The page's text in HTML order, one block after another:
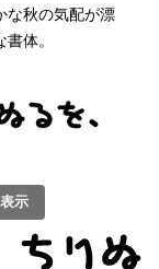
書体
亭流
イン毛筆
な秋の気配が漂
体。
表示